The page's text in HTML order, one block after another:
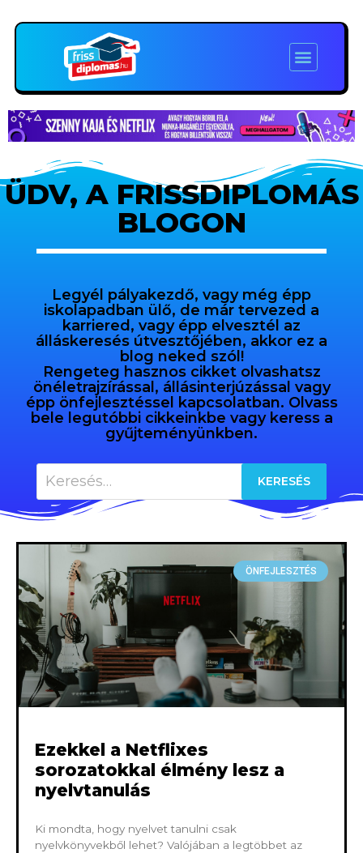
ÜDV, A FRISSDIPLOMÁS
BLOGON
Legyél pályakezdő, vagy még épp
iskolapadban ülő, de már tervezed a
karriered, vagy épp elvesztél az
álláskeresés útvesztőjében, akkor ez a
blog neked szól!
Rengeteg hasznos cikket olvashatsz
önéletrajzírással, állásinterjúzással vagy
épp önfejlesztéssel kapcsolatban. Olvass
bele legutóbbi cikkeinkbe vagy keress a
gyűjteményünkben.
ÖNFEJLESZTÉS
Ezekkel a Netflixes
sorozatokkal élmény lesz a
nyelvtanulás
Ki mondta, hogy nyelvet tanulni csak
nyelvkönyvekből lehet? Valójában a legtöbbet az